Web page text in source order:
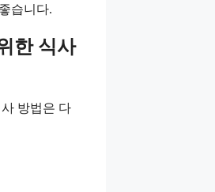
습니다.
한 식사
방법은 다